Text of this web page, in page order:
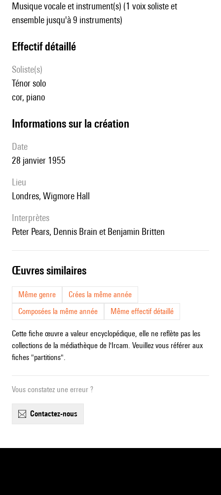
Musique vocale et instrument(s) (1 voix soliste et
ensemble jusqu'à 9 instruments)
effectif détaillé
Soliste(s)
ténor solo
cor, piano
informations sur la création
date
28 janvier 1955
lieu
Londres, Wigmore Hall
interprètes
Peter Pears, Dennis Brain et Benjamin Britten
œuvres similaires
Même genre
Crées la même année
Composées la même année
Même effectif détaillé
Cette fiche œuvre a valeur encyclopédique, elle ne reflète pas les
collections de la médiathèque de l'Ircam. Veuillez vous référer aux
fiches "partitions".
Vous constatez une erreur ?
contactez-nous